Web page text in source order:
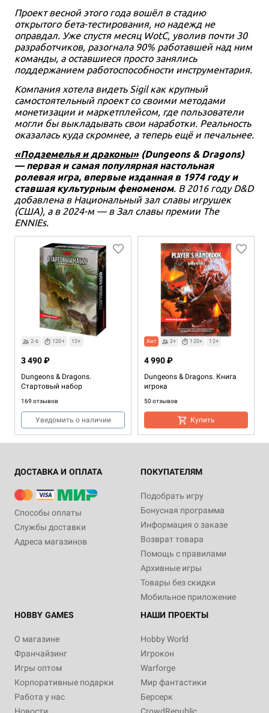
Проект весной этого года вошёл в стадию
открытого бета-тестирования, но надежд не
оправдал. Уже спустя месяц WotC, уволив почти 30
разработчиков, разогнала 90% работавшей над ним
команды, а оставшиеся просто занялись
поддержанием работоспособности инструментария.
Компания хотела видеть Sigil как крупный
самостоятельный проект со своими методами
монетизации и маркетплейсом, где пользователи
могли бы выкладывать свои наработки. Реальность
оказалась куда скромнее, а теперь ещё и печальнее.
«Подземелья и драконы»(Dungeons & Dragons)
— первая и самая популярная настольная
ролевая игра, впервые изданная в 1974 году и
ставшая культурным феноменом. В 2016 году D&D
добавлена в Национальный зал славы игрушек
(США), а в 2024-м — в Зал славы премии The
ENNIEs.
2-6 120+ 12+
Dungeons & Dragons.
Стартовый набор
169 отзывов
3 490 ₽
Уведомить о наличии
Хит 2+ 120+ 12+
Dungeons & Dragons. Книга
игрока
50 отзывов
4 990 ₽
Купить
Хит 12+ 12+
Энциклопедия чудовищ
12 отзывов
4 990 ₽
Уведомить о наличии
ДОСТАВКА И ОПЛАТА
Способы оплаты
Службы доставки
Адреса магазинов
ПОКУПАТЕЛЯМ
Подобрать игру
Бонусная программа
Информация о заказе
Возврат товара
Помощь с правилами
Архивные игры
Товары без скидки
Мобильное приложение
HOBBY GAMES
О магазине
Франчайзинг
Игры оптом
Корпоративные подарки
Работа у нас
НАШИ ПРОЕКТЫ
Hobby World
Игрокон
Warforge
Мир фантастики
Берсерк